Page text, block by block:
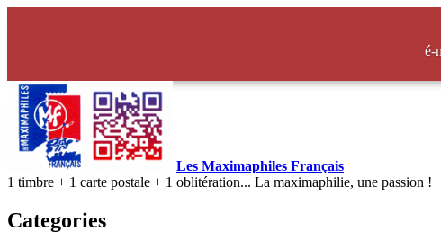
é-
Les Maximaphiles Français
1 timbre + 1 carte postale + 1 oblitération... La maximaphilie, une passion !
Categories